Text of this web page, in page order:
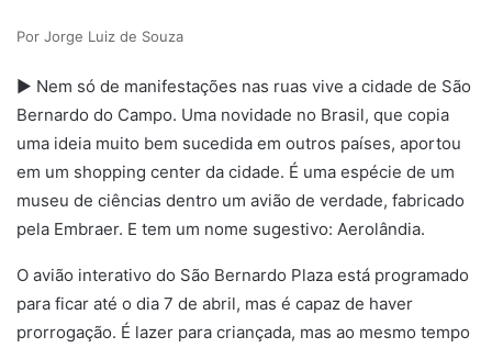
Jorge Luiz de Souza
► Nem só de manifestações nas ruas vive a cidade de São
Bernardo do Campo. Uma novidade no Brasil, que copia
uma ideia muito bem sucedida em outros países, aportou
em um shopping center da cidade. É uma espécie de um
museu de ciências dentro um avião de verdade, fabricado
pela Embraer. E tem um nome sugestivo: Aerolândia.
O avião interativo do São Bernardo Plaza está programado
para ficar até o dia 7 de abril, mas é capaz de haver
prorrogação. É lazer para criançada, mas ao mesmo tempo